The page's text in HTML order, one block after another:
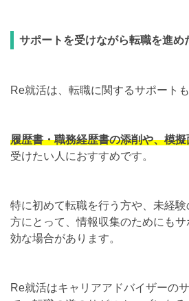
サポートを受けながら転職を進め
Re就活は、転職に関するサポート
履歴書・職務経歴書の添削や、模
受けたい人におすすめです。
特に初めて転職を行う方や、未経
方にとって、情報収集のためにも
効な場合があります。
Re就活はキャリアアドバイザーの